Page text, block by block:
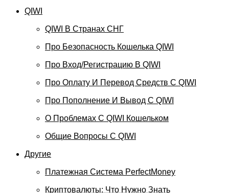
QIWI
QIWI В Странах СНГ
Про Безопасность Кошелька QIWI
Про Вход/регистрацию В QIWI
Про Оплату И Перевод Средств C QIWI
Про Пополнение И Вывод С QIWI
О Проблемах С QIWI Кошельком
Общие Вопросы С QIWI
Другие
Платежная Система PerfectMoney
Криптовалюты: Что Нужно Знать